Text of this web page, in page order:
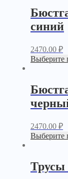
синий
2470.00 ₽
Выберите
2470.00 ₽
Выберите
Трусы